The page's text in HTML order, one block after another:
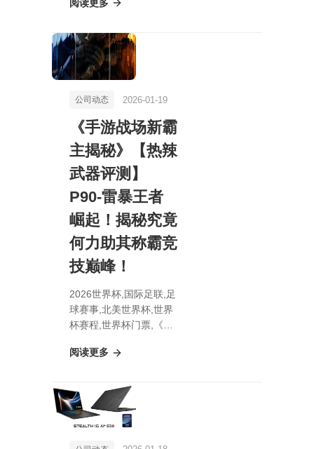
夫洛：翠绿林地一击必
阅读更多
公司动态 2026-01-19
《手游战场新霸
主揭秘》【热辣
武器评测】
P90-雷暴王者
崛起！揭秘究竟
何力助其称霸竞
技巅峰！
2026世界杯,国际足联,足
球赛事,北美世界杯,世界
杯赛程,世界杯门票,《手
辣武器评测】P90-雷暴
助其称霸竞技巅峰！
阅读更多